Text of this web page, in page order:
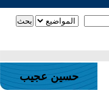
حسين عجيب